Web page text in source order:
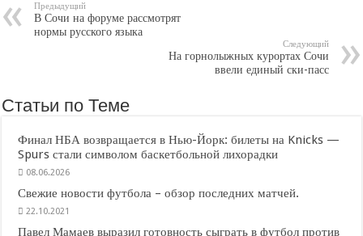
Предыдущий
В Сочи на форуме рассмотрят
нормы русского языка
Следующий
На горнолыжных курортах Сочи
ввели единый ски-пасс
Статьи по Теме
Финал НБА возвращается в Нью-Йорк: билеты на Knicks —
Spurs стали символом баскетбольной лихорадки
08.06.2026
Свежие новости футбола – обзор последних матчей.
22.10.2021
Павел Мамаев выразил готовность сыграть в футбол против